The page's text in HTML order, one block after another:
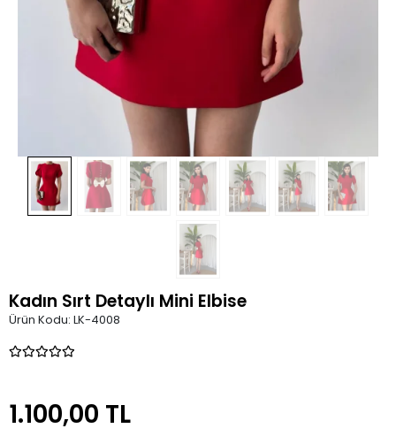
Kadın Sırt Detaylı Mini Elbise
Ürün Kodu: LK-4008
1.100,00 TL